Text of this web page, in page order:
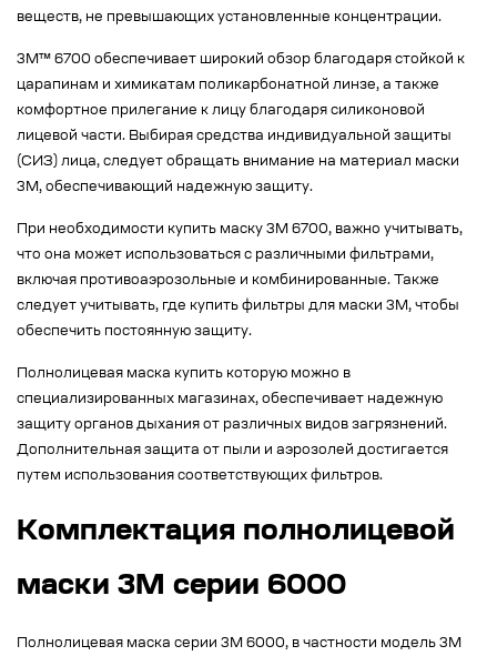
веществ, не превышающих установленные концентрации.
3M™ 6700 обеспечивает широкий обзор благодаря стойкой к
царапинам и химикатам поликарбонатной линзе, а также
комфортное прилегание к лицу благодаря силиконовой
лицевой части. Выбирая средства индивидуальной защиты
(СИЗ) лица, следует обращать внимание на материал маски
3М, обеспечивающий надежную защиту.
При необходимости купить маску 3М 6700, важно учитывать,
что она может использоваться с различными фильтрами,
включая противоаэрозольные и комбинированные. Также
следует учитывать, где купить фильтры для маски 3М, чтобы
обеспечить постоянную защиту.
Полнолицевая маска купить которую можно в
специализированных магазинах, обеспечивает надежную
защиту органов дыхания от различных видов загрязнений.
Дополнительная защита от пыли и аэрозолей достигается
путем использования соответствующих фильтров.
Комплектация полнолицевой
маски 3М серии 6000
Полнолицевая маска серии 3М 6000, в частности модель 3М